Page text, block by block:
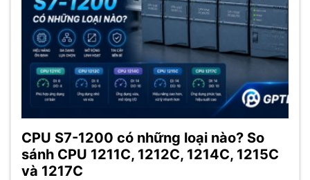
CPU S7-1200 có những loại nào? So
sánh CPU 1211C, 1212C, 1214C, 1215C
và 1217C